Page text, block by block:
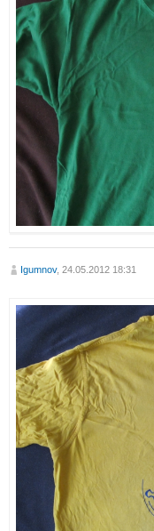
Igumnov, 24.05.2012 18:31